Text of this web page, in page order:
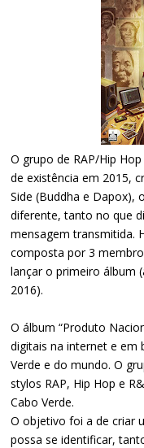
O grupo de RAP/Hip
de existência em 2015,
Side (Buddha e Dapox),
diferente, tanto no que
mensagem transmitida.
composta por 3
lançar o primeiro álbum
2016).
O álbum “Produto
digitais na internet e em
Verde e do mundo. O
stylos RAP, Hip Hop e
Cabo Verde.
O objetivo foi a de criar
possa se identificar,